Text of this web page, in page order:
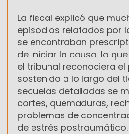
La fiscal explicó que
episodios relatados por
se encontraban
de iniciar la causa, lo
el tribunal reconociera
sostenido a lo largo del
secuelas detalladas se
cortes, quemaduras,
problemas de
de estrés postraumático.